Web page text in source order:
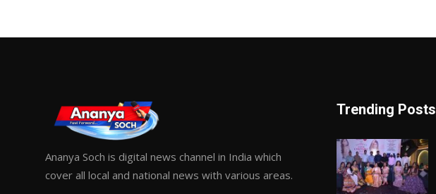
Ananya Soch is digital news channel in India which
cover all local and national news with various areas.
Trending Posts